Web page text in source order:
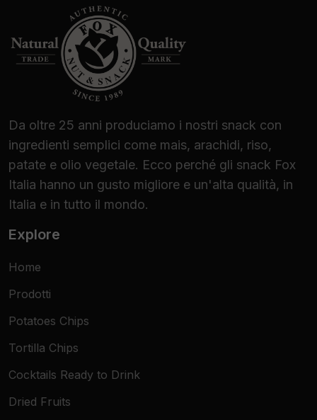
Da oltre 25 anni produciamo i nostri snack con
ingredienti semplici come mais, arachidi, riso,
patate e olio vegetale. Ecco perché gli snack Fox
Italia hanno un gusto migliore e un'alta qualità, in
Italia e in tutto il mondo.
Explore
Home
Prodotti
Potatoes Chips
Tortilla Chips
Cocktails Ready to Drink
Dried Fruits